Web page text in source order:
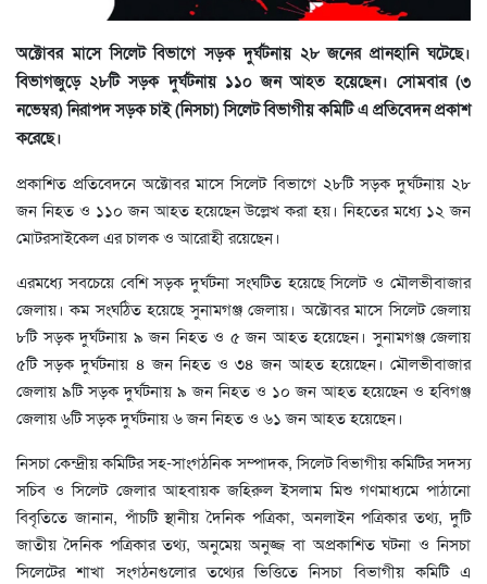
অক্টোবর মাসে সিলেট বিভাগে সড়ক দুর্ঘটনায় ২৮ জনের প্রানহানি ঘটেছে।
বিভাগজুড়ে ২৮টি সড়ক দুর্ঘটনায় ১১০ জন আহত হয়েছেন। সোমবার (৩
নভেম্বর) নিরাপদ সড়ক চাই (নিসচা) সিলেট বিভাগীয় কমিটি এ প্রতিবেদন প্রকাশ
করেছে।
প্রকাশিত প্রতিবেদনে অক্টোবর মাসে সিলেট বিভাগে ২৮টি সড়ক দুর্ঘটনায় ২৮
জন নিহত ও ১১০ জন আহত হয়েছেন উল্লেখ করা হয়। নিহতের মধ্যে ১২ জন
মোটরসাইকেল এর চালক ও আরোহী রয়েছেন।
এরমধ্যে সবচেয়ে বেশি সড়ক দুর্ঘটনা সংঘটিত হয়েছে সিলেট ও মৌলভীবাজার
জেলায়। কম সংঘঠিত হয়েছে সুনামগঞ্জ জেলায়। অক্টোবর মাসে সিলেট জেলায়
৮টি সড়ক দুর্ঘটনায় ৯ জন নিহত ও ৫ জন আহত হয়েছেন। সুনামগঞ্জ জেলায়
৫টি সড়ক দুর্ঘটনায় ৪ জন নিহত ও ৩৪ জন আহত হয়েছেন। মৌলভীবাজার
জেলায় ৯টি সড়ক দুর্ঘটনায় ৯ জন নিহত ও ১০ জন আহত হয়েছেন ও হবিগঞ্জ
জেলায় ৬টি সড়ক দুর্ঘটনায় ৬ জন নিহত ও ৬১ জন আহত হয়েছেন।
নিসচা কেন্দ্রীয় কমিটির সহ-সাংগঠনিক সম্পাদক, সিলেট বিভাগীয় কমিটির সদস্য
সচিব ও সিলেট জেলার আহবায়ক জহিরুল ইসলাম মিশু গণমাধ্যমে পাঠানো
বিবৃতিতে জানান, পাঁচটি স্থানীয় দৈনিক পত্রিকা, অনলাইন পত্রিকার তথ্য, দুটি
জাতীয় দৈনিক পত্রিকার তথ্য, অনুমেয় অনুজ্জ বা অপ্রকাশিত ঘটনা ও নিসচা
সিলেটের শাখা সংগঠনগুলোর তথ্যের ভিত্তিতে নিসচা বিভাগীয় কমিটি এ